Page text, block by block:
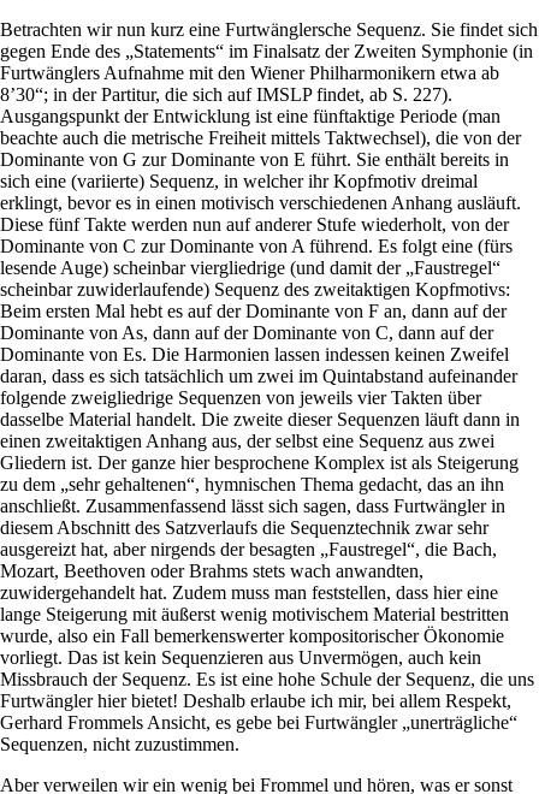
Betrachten wir nun kurz eine Furtwänglersche Sequenz. Sie findet sich
gegen Ende des „Statements“ im Finalsatz der Zweiten Symphonie (in
Furtwänglers Aufnahme mit den Wiener Philharmonikern etwa ab
8’30“; in der Partitur, die sich auf IMSLP findet, ab S. 227).
Ausgangspunkt der Entwicklung ist eine fünftaktige Periode (man
beachte auch die metrische Freiheit mittels Taktwechsel), die von der
Dominante von G zur Dominante von E führt. Sie enthält bereits in
sich eine (variierte) Sequenz, in welcher ihr Kopfmotiv dreimal
erklingt, bevor es in einen motivisch verschiedenen Anhang ausläuft.
Diese fünf Takte werden nun auf anderer Stufe wiederholt, von der
Dominante von C zur Dominante von A führend. Es folgt eine (fürs
lesende Auge) scheinbar viergliedrige (und damit der „Faustregel“
scheinbar zuwiderlaufende) Sequenz des zweitaktigen Kopfmotivs:
Beim ersten Mal hebt es auf der Dominante von F an, dann auf der
Dominante von As, dann auf der Dominante von C, dann auf der
Dominante von Es. Die Harmonien lassen indessen keinen Zweifel
daran, dass es sich tatsächlich um zwei im Quintabstand aufeinander
folgende zweigliedrige Sequenzen von jeweils vier Takten über
dasselbe Material handelt. Die zweite dieser Sequenzen läuft dann in
einen zweitaktigen Anhang aus, der selbst eine Sequenz aus zwei
Gliedern ist. Der ganze hier besprochene Komplex ist als Steigerung
zu dem „sehr gehaltenen“, hymnischen Thema gedacht, das an ihn
anschließt. Zusammenfassend lässt sich sagen, dass Furtwängler in
diesem Abschnitt des Satzverlaufs die Sequenztechnik zwar sehr
ausgereizt hat, aber nirgends der besagten „Faustregel“, die Bach,
Mozart, Beethoven oder Brahms stets wach anwandten,
zuwidergehandelt hat. Zudem muss man feststellen, dass hier eine
lange Steigerung mit äußerst wenig motivischem Material bestritten
wurde, also ein Fall bemerkenswerter kompositorischer Ökonomie
vorliegt. Das ist kein Sequenzieren aus Unvermögen, auch kein
Missbrauch der Sequenz. Es ist eine hohe Schule der Sequenz, die uns
Furtwängler hier bietet! Deshalb erlaube ich mir, bei allem Respekt,
Gerhard Frommels Ansicht, es gebe bei Furtwängler „unerträgliche“
Sequenzen, nicht zuzustimmen.
Aber verweilen wir ein wenig bei Frommel und hören, was er sonst